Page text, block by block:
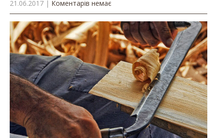
21.06.2017 | Коментарів немає